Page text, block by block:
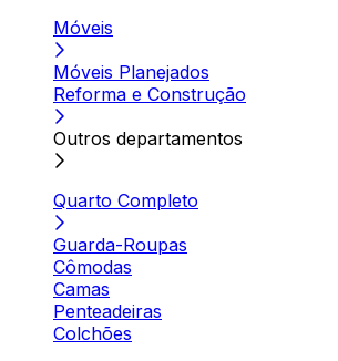
Móveis
Móveis Planejados
Reforma e Construção
Outros departamentos
Quarto Completo
Guarda-Roupas
Cômodas
Camas
Penteadeiras
Colchões